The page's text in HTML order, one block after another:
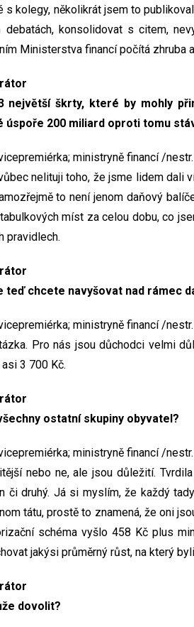
s kolegy, několikrát jsem to
debatách, konsolidovat s citem,
Ministerstva financí počítá zhruba
největší škrty, které by mohly
úspoře 200 miliard oproti tomu
ministryně financí /
nelituji toho, že jsme lidem dali
to není jenom daňový
míst za celou dobu, co
pravidlech.
teď chcete navyšovat nad rámec
ministryně financí /
Pro nás jsou důchodci velmi
3 700 Kč.
ostatní skupiny obyvatel?
ministryně financí /
nebo ne, ale jsou důležití.
či druhý. Já si myslím, že každý
tátu, prostě to znamená, že oni
schéma vyšlo 458 Kč plus
jakýsi průměrný růst, na který
dovolit?